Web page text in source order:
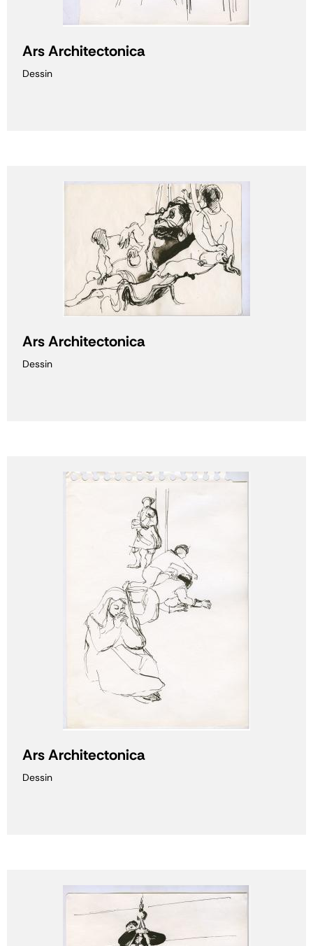
Ars Architectonica
Dessin
Ars Architectonica
Dessin
Ars Architectonica
Dessin